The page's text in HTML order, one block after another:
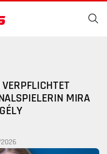
MIRA